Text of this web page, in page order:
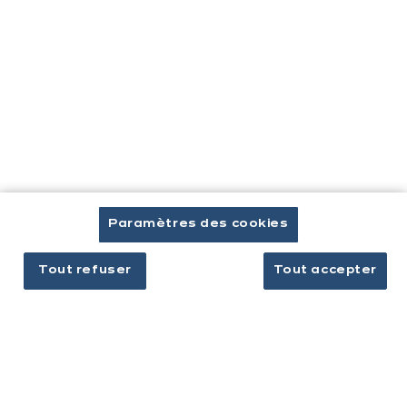
Recrutement
Paramètres des cookies
Tout refuser Tout accepter